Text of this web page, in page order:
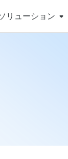
リューション